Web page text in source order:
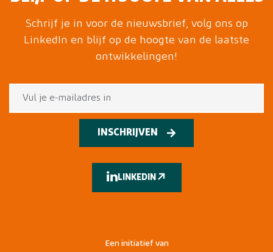
Schrijf je in voor de nieuwsbrief, volg ons op
LinkedIn en blijf op de hoogte van de laatste
ontwikkelingen!
INSCHRIJVEN
LINKEDIN
Een initiatief van